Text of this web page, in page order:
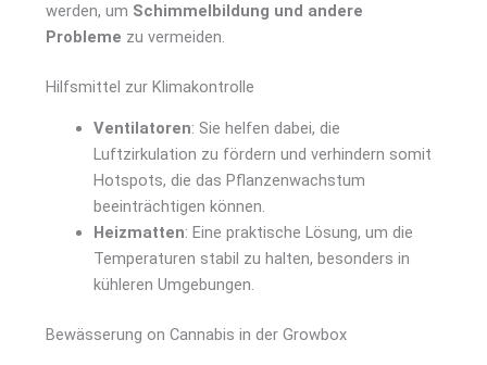
werden, um Schimmelbildung und andere
Probleme zu vermeiden.
Hilfsmittel zur Klimakontrolle
Ventilatoren: Sie helfen dabei, die
Luftzirkulation zu fördern und verhindern somit
Hotspots, die das Pflanzenwachstum
beeinträchtigen können.
Heizmatten: Eine praktische Lösung, um die
Temperaturen stabil zu halten, besonders in
kühleren Umgebungen.
Bewässerung on Cannabis in der Growbox